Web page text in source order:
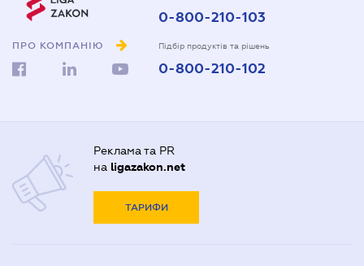
ПРО КОМПАНІЮ
0-800-210-103
Підбір продуктів та рішень
0-800-210-102
Реклама та PR
на ligazakon.net
ТАРИФИ